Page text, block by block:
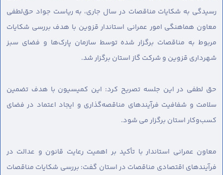
رسیدگی به شکایات مناقصات در سال جاری، به ریاست جواد حق‌لطفی
معاون هماهنگی امور عمرانی استاندار قزوین با هدف بررسی شکایات
مربوط به مناقصات برگزار شده توسط سازمان پارک‌ها و فضای سبز
شهرداری قزوین و شرکت گاز استان برگزار شد.
حق لطفی در این جلسه تصریح کرد: این کمیسیون با هدف تضمین
سلامت و شفافیت فرآیندهای مناقصه‌گذاری و ایجاد اعتماد در فضای
کسب‌وکار استان برگزار می شود.
معاون عمرانی استاندار با تأکید بر اهمیت رعایت قانون و عدالت در
فرآیندهای اقتصادی مناقصات در استان گفت: بررسی شکایات مناقصات